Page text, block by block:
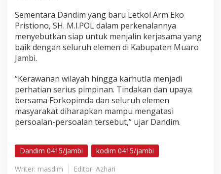
Sementara Dandim yang baru Letkol Arm Eko
Pristiono, SH. M.l.POL dalam perkenalannya
menyebutkan siap untuk menjalin kerjasama yang
baik dengan seluruh elemen di Kabupaten Muaro
Jambi.
“Kerawanan wilayah hingga karhutla menjadi
perhatian serius pimpinan. Tindakan dan upaya
bersama Forkopimda dan seluruh elemen
masyarakat diharapkan mampu mengatasi
persoalan-persoalan tersebut,” ujar Dandim.
Dandim 0415/Jambi
kodim 0415/jambi
Writer: masdim
Editor: Azhari